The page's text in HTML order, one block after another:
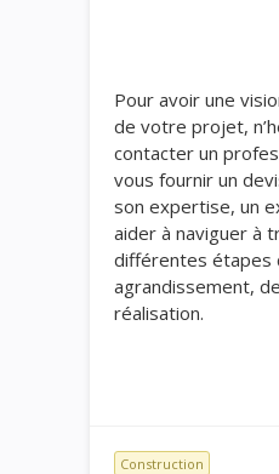
Pour avoir une
de votre projet,
contacter un
vous fournir un
son expertise, un
aider à naviguer à
différentes étapes
agrandissement,
réalisation.
Construction